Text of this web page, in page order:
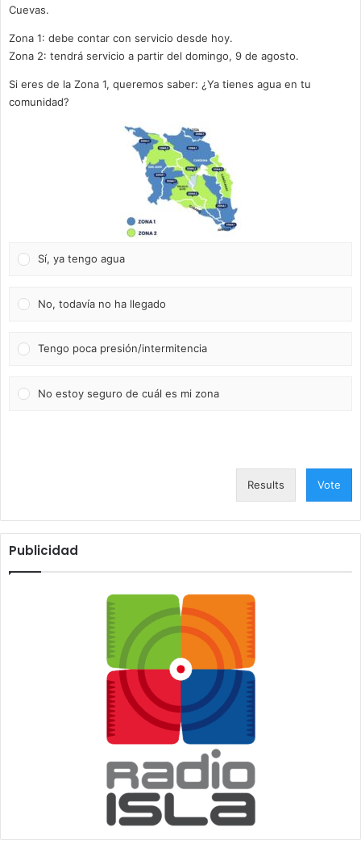
Cuevas.
Zona 1: debe contar con servicio desde hoy.
Zona 2: tendrá servicio a partir del domingo, 9 de agosto.
Si eres de la Zona 1, queremos saber: ¿Ya tienes agua en tu
comunidad?
Sí, ya tengo agua
No, todavía no ha llegado
Tengo poca presión/intermitencia
No estoy seguro de cuál es mi zona
Results Vote
Publicidad